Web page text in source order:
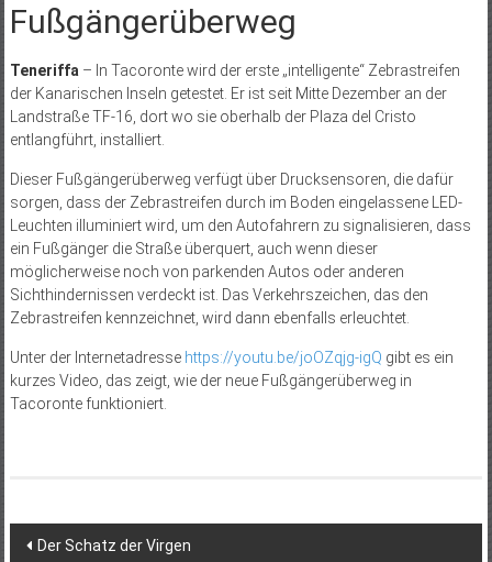
Fußgängerüberweg
Teneriffa– In Tacoronte wird der erste „intelligente“ Zebrastreifen
der Kanarischen Inseln getestet. Er ist seit Mitte Dezember an der
Landstraße TF-16, dort wo sie oberhalb der Plaza del Cristo
entlangführt, installiert.
Dieser Fußgängerüberweg verfügt über Drucksensoren, die dafür
sorgen, dass der Zebrastreifen durch im Boden eingelassene LED-
Leuchten illuminiert wird, um den Autofahrern zu signalisieren, dass
ein Fußgänger die Straße überquert, auch wenn dieser
möglicherweise noch von parkenden Autos oder anderen
Sichthindernissen verdeckt ist. Das Verkehrszeichen, das den
Zebrastreifen kennzeichnet, wird dann ebenfalls erleuchtet.
Unter der Internetadresse https://youtu.be/joOZqjg-igQ gibt es ein
kurzes Video, das zeigt, wie der neue Fußgängerüberweg in
Tacoronte funktioniert.
Beitragsnavigation
Der Schatz der Virgen